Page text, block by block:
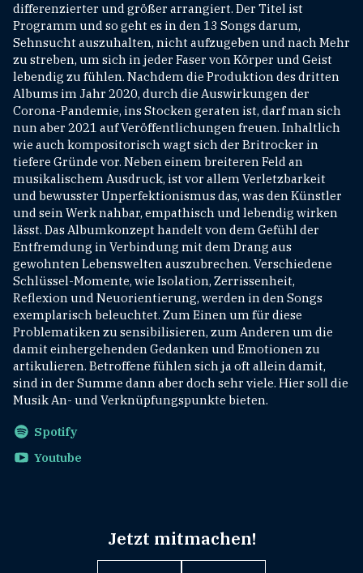
differenzierter und größer arrangiert. Der Titel ist
Programm und so geht es in den 13 Songs darum,
Sehnsucht auszuhalten, nicht aufzugeben und nach Mehr
zu streben, um sich in jeder Faser von Körper und Geist
lebendig zu fühlen. Nachdem die Produktion des dritten
Albums im Jahr 2020, durch die Auswirkungen der
Corona-Pandemie, ins Stocken geraten ist, darf man sich
nun aber 2021 auf Veröffentlichungen freuen. Inhaltlich
wie auch kompositorisch wagt sich der Britrocker in
tiefere Gründe vor. Neben einem breiteren Feld an
musikalischem Ausdruck, ist vor allem Verletzbarkeit
und bewusster Unperfektionismus das, was den Künstler
und sein Werk nahbar, empathisch und lebendig wirken
lässt. Das Albumkonzept handelt von dem Gefühl der
Entfremdung in Verbindung mit dem Drang aus
gewohnten Lebenswelten auszubrechen. Verschiedene
Schlüssel-Momente, wie Isolation, Zerrissenheit,
Reflexion und Neuorientierung, werden in den Songs
exemplarisch beleuchtet. Zum Einen um für diese
Problematiken zu sensibilisieren, zum Anderen um die
damit einhergehenden Gedanken und Emotionen zu
artikulieren. Betroffene fühlen sich ja oft allein damit,
sind in der Summe dann aber doch sehr viele. Hier soll die
Musik An- und Verknüpfungspunkte bieten.
Spotify
Youtube
Jetzt mitmachen!